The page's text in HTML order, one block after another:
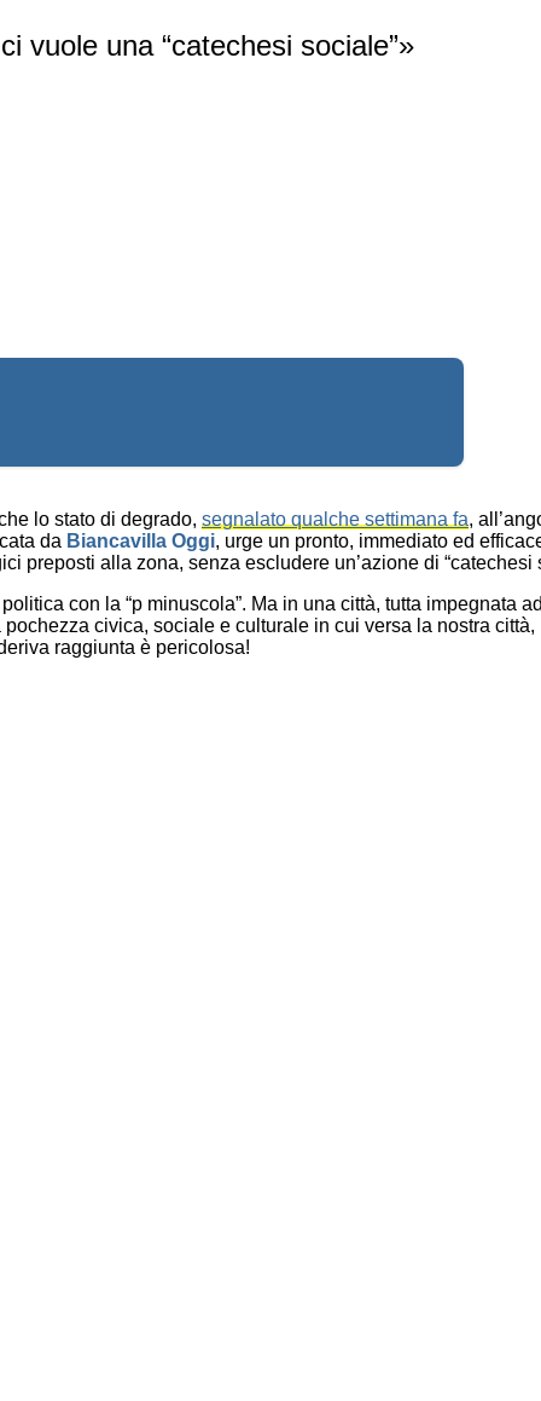
vuole una “catechesi sociale”»
lo stato di degrado, segnalato qualche settimana fa,
da Biancavilla Oggi, urge un pronto, immediato ed
preposti alla zona, senza escludere un’azione di “catechesi
con la “p minuscola”. Ma in una città, tutta impegnata
civica, sociale e culturale in cui versa la nostra
raggiunta è pericolosa!